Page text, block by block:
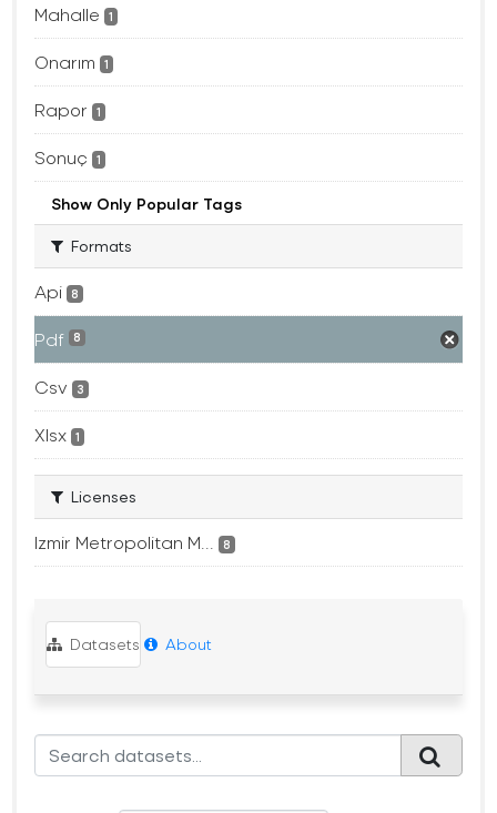
Mahalle 1
Onarım 1
Rapor 1
Sonuç 1
Show Only Popular Tags
Formats
Api 8
Pdf 8
Csv 3
Xlsx 1
Licenses
Izmir Metropolitan M... 8
Datasets About